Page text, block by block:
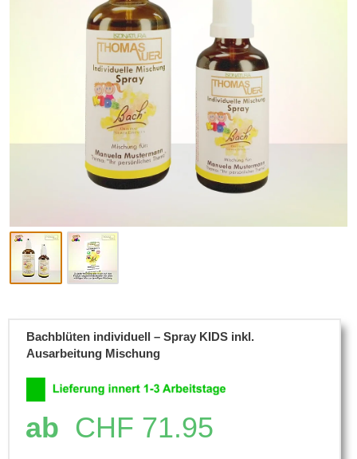
Bachblüten individuell – Spray KIDS inkl.
Ausarbeitung Mischung
ab CHF 71.95